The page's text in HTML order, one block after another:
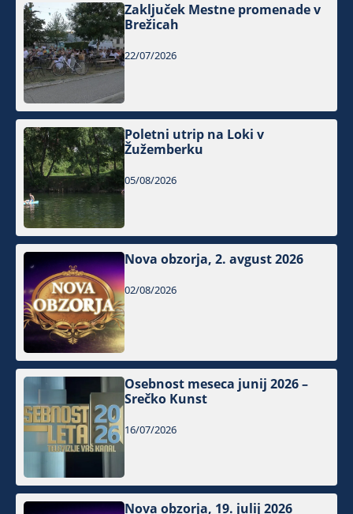
Zaključek Mestne promenade v
Brežicah
22/07/2026
Poletni utrip na Loki v
Žužemberku
05/08/2026
Nova obzorja, 2. avgust 2026
02/08/2026
Osebnost meseca junij 2026 –
Srečko Kunst
16/07/2026
Nova obzorja, 19. julij 2026